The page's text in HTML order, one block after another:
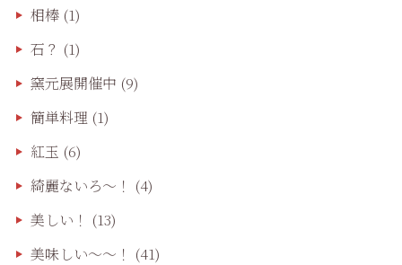
相棒(1)
石？ (1)
窯元展開催中 (9)
簡単料理 (1)
紅玉 (6)
綺麗ないろ～！ (4)
美しい！ (13)
美味しい〜〜！ (41)